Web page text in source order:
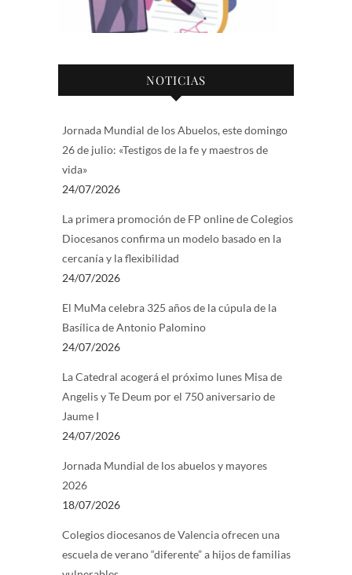
NOTICIAS
Jornada Mundial de los Abuelos, este domingo
26 de julio: «Testigos de la fe y maestros de
vida»
24/07/2026
La primera promoción de FP online de Colegios
Diocesanos confirma un modelo basado en la
cercanía y la flexibilidad
24/07/2026
El MuMa celebra 325 años de la cúpula de la
Basílica de Antonio Palomino
24/07/2026
La Catedral acogerá el próximo lunes Misa de
Angelis y Te Deum por el 750 aniversario de
Jaume I
24/07/2026
Jornada Mundial de los abuelos y mayores
2026
18/07/2026
Colegios diocesanos de Valencia ofrecen una
escuela de verano “diferente” a hijos de familias